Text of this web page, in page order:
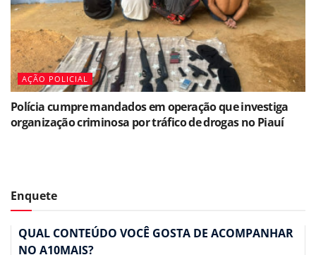
AÇÃO POLICIAL
Polícia cumpre mandados em operação que investiga
organização criminosa por tráfico de drogas no Piauí
Enquete
QUAL CONTEÚDO VOCÊ GOSTA DE ACOMPANHAR
NO A10MAIS?